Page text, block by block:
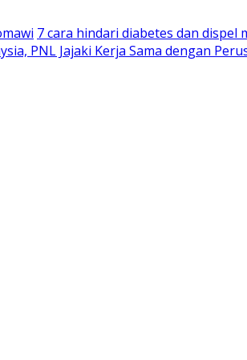
7 cara hindari diabetes dan dispel
PNL Jajaki Kerja Sama dengan